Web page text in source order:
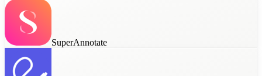
SuperAnnotate